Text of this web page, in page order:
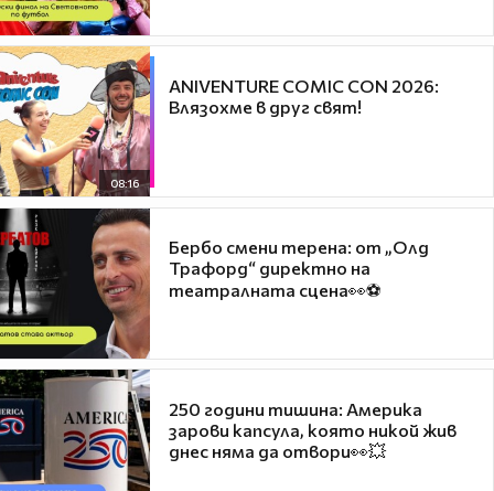
08:16
ANIVENTURE COMIC CON 2026:
Влязохме в друг свят!
Бербо смени терена: от „Олд
Трафорд“ директно на
театралната сцена👀⚽
250 години тишина: Америка
зарови капсула, която никой жив
днес няма да отвори👀💥